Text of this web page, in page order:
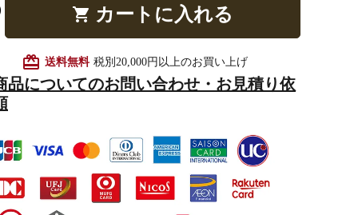
半装 作務衣
山号額・寄進額・定紋
掲示板・屋外用品・金
shopping_cart カートに入れる
card_giftcard 送料無料 税別20,000円以上のお買い上げ
品についてのお問い合わせ・お見積り依